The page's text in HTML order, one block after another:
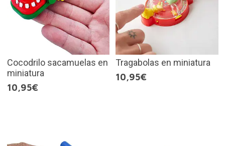
Cocodrilo sacamuelas en
miniatura
10,95€
Tragabolas en miniatura
10,95€